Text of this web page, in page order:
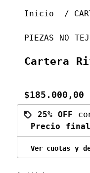
Inicio
PIEZAS NO
Cartera
$185.000,00
25% OFF
Precio
Ver cuotas y